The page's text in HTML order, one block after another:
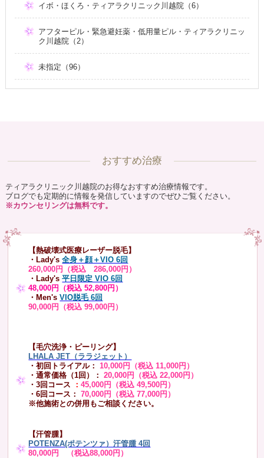
イボ・ほくろ・ティアラクリニック川越院（6）
アフターピル・緊急避妊薬・低用量ピル・ティアラクリニッ
ク川越院（2）
未指定（96）
おすすめ治療
ティアラクリニック川越院のお得なおすすめ治療情報です。
ブログでも定期的に情報を発信していますのでぜひご覧ください。
※カウンセリングは無料です。
【熱破壊式医療レーザー脱毛】
・Lady's 全身＋顔＋VIO 6回
260,000円（税込 286,000円）
・Lady's平日限定 VIO 6回
48,000円（税込 52,800円）
・Men's VIO脱毛 6回
90,000円（税込 99,000円）
【毛穴洗浄・ピーリング】
LHALA JET（ララジェット）
・初回トライアル： 10,000円（税込 11,000円）
・通常価格（1回）：
20,000円（税込 22,000円）
・3回コース ：45,000円（税込 49,500円）
・6回コース：
70,000円（税込 77,000円）
※他施術との併用もご相談ください。
【汗管腫】
POTENZA(ポテンツァ）汗管腫 4回
80,000円 （税込88,000円）